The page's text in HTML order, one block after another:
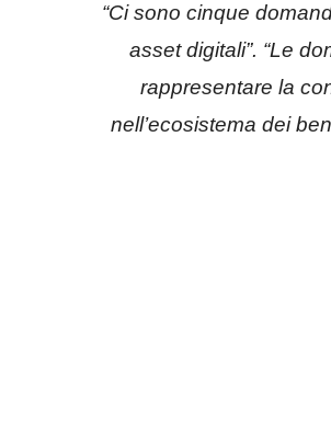
“Ci sono cinque
asset digitali”. “Le
rappresentare la
nell’ecosistema dei